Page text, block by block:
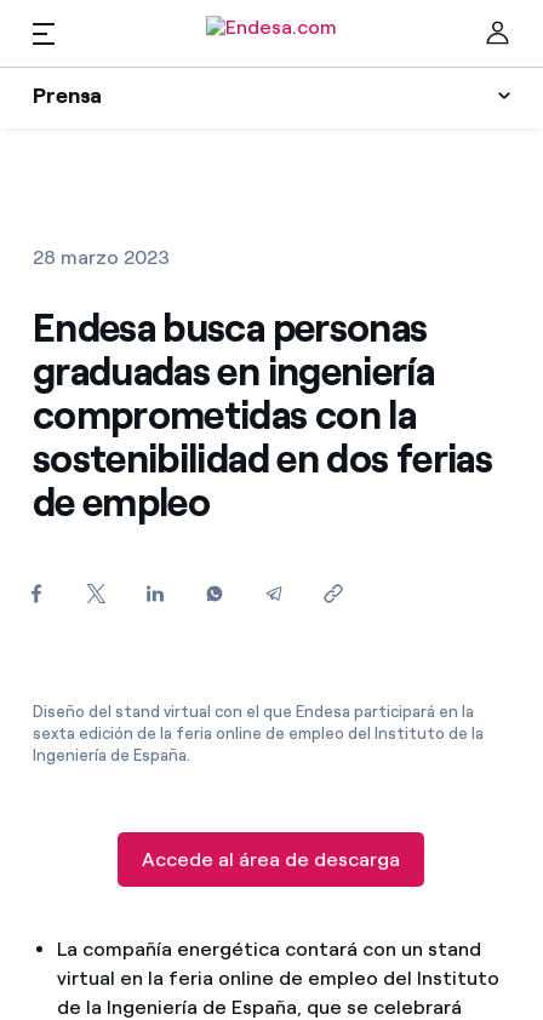
Prensa
Prensa
Encuentra la tarifa que más te conviene
Compara nuestras tarifas de empresa y ahorra
Por cada kWh que ahorres, te descontamos otro
Ofertas para autónomos y Pymes
Recursos
Colecciones
Contactos prensa
ES
28 marzo 2023
Endesa busca personas
graduadas en ingeniería
comprometidas con la
sostenibilidad en dos ferias
de empleo
Diseño del stand virtual con el que Endesa participará en la
sexta edición de la feria online de empleo del Instituto de la
Ingeniería de España.
Accede al área de descarga
La compañía energética contará con un stand
virtual en la feria online de empleo del Instituto
de la Ingeniería de España, que se celebrará